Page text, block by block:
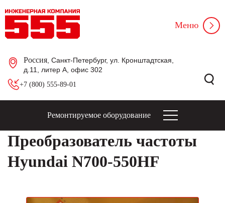
Россия , Санкт-Петербург, ул. Кронштадтская,
д.11, литер А, офис 302
+7 (800) 555-89-01
Меню
Ремонтируемое оборудование
Преобразователь частоты
Hyundai N700-550HF